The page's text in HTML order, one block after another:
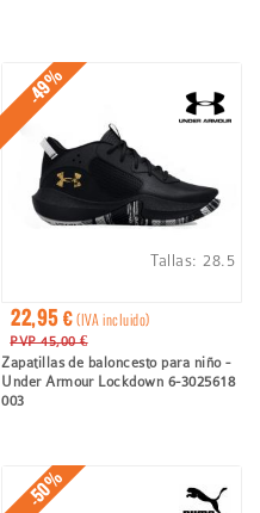
-49%
22,95 €(IVA incluido)
PVP 45,00 €
Zapatillas de baloncesto para niño -
Under Armour Lockdown 6-3025618
003
Tallas:28.5
-50%